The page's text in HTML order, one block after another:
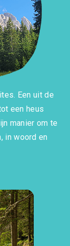
Een uit de
een heus
manier om te
in woord en